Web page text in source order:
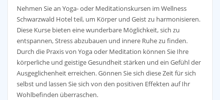
Nehmen Sie an Yoga- oder Meditationskursen im Wellness
Schwarzwald Hotel teil, um Körper und Geist zu harmonisieren.
Diese Kurse bieten eine wunderbare Möglichkeit, sich zu
entspannen, Stress abzubauen und innere Ruhe zu finden.
Durch die Praxis von Yoga oder Meditation können Sie Ihre
körperliche und geistige Gesundheit stärken und ein Gefühl der
Ausgeglichenheit erreichen. Gönnen Sie sich diese Zeit für sich
selbst und lassen Sie sich von den positiven Effekten auf Ihr
Wohlbefinden überraschen.